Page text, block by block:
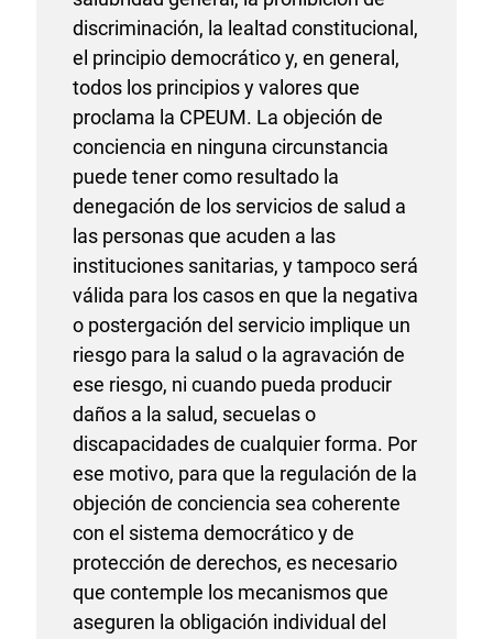
discriminación, la lealtad constitucional,
el principio democrático y, en general,
todos los principios y valores que
proclama la CPEUM. La objeción de
conciencia en ninguna circunstancia
puede tener como resultado la
denegación de los servicios de salud a
las personas que acuden a las
instituciones sanitarias, y tampoco será
válida para los casos en que la negativa
o postergación del servicio implique un
riesgo para la salud o la agravación de
ese riesgo, ni cuando pueda producir
daños a la salud, secuelas o
discapacidades de cualquier forma. Por
ese motivo, para que la regulación de la
objeción de conciencia sea coherente
con el sistema democrático y de
protección de derechos, es necesario
que contemple los mecanismos que
aseguren la obligación individual del